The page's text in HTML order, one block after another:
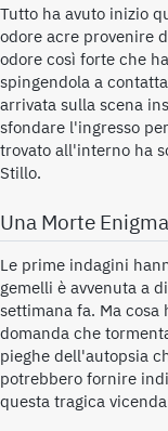
Tutto ha avuto inizio
odore acre provenire
odore così forte che
spingendola a
arrivata sulla scena
sfondare l'ingresso
trovato all'interno ha
Stillo.
Una Morte
Le prime indagini
gemelli è avvenuta a
settimana fa. Ma cosa
domanda che
pieghe dell'autopsia
potrebbero fornire
questa tragica